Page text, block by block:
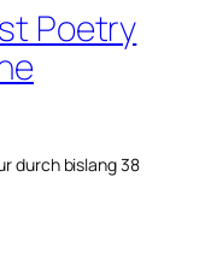
Poetry
durch bislang 38